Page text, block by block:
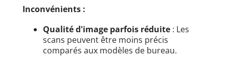
Inconvénients :
Qualité d'image parfois réduite : Les
scans peuvent être moins précis
comparés aux modèles de bureau.